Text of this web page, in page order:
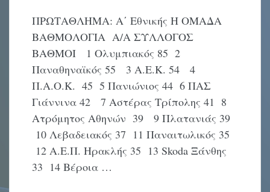
ΠΡΩΤΑΘΛΗΜΑ: Α΄ Εθνικής Η ΟΜΑΔΑ
ΒΑΘΜΟΛΟΓΙΑ Α/Α ΣΥΛΛΟΓΟΣ
ΒΑΘΜΟΙ 1 Ολυμπιακός 85 2
Παναθηναϊκός 55 3 Α.Ε.Κ. 54 4
Π.Α.Ο.Κ. 45 5 Πανιώνιος 44 6 ΠΑΣ
Γιάννινα 42 7 Αστέρας Τρίπολης 41 8
Ατρόμητος Αθηνών 39 9 Πλατανιάς 39
10 Λεβαδειακός 37 11 Παναιτωλικός 35
12 Α.Ε.Π. Ηρακλής 35 13 Skoda Ξάνθης
33 14 Βέροια …